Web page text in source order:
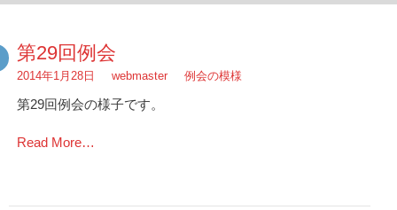
活動報告
事務局
サイトマップ
会長メッセージ
第29回例会
2014年1月28日 webmaster 例会の模様
第29回例会の様子です。
Read More…